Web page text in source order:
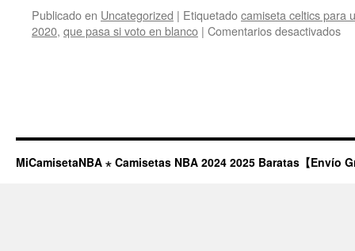
Publicado en Uncategorized | Etiquetadocamiseta celtics para
2020, que pasa si voto en blanco | Comentarios desactivadosen
MiCamisetaNBA ⋆ Camisetas NBA 2024 2025 Baratas【Envío